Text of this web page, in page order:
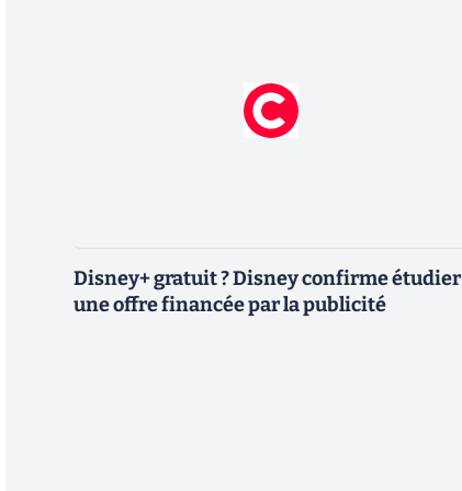
Disney+ gratuit ? Disney confirme étudier
une offre financée par la publicité